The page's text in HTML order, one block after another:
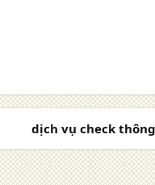
dịch vụ check